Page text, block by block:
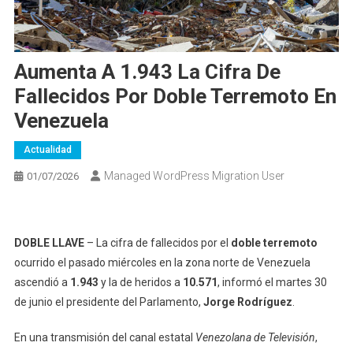
Aumenta A 1.943 La Cifra De
Fallecidos Por Doble Terremoto En
Venezuela
Actualidad
01/07/2026 Managed WordPress Migration User
DOBLE LLAVE– La cifra de fallecidos por el doble terremoto
ocurrido el pasado miércoles en la zona norte de Venezuela
ascendió a1.943 y la de heridos a10.571, informó el martes 30
de junio el presidente del Parlamento, Jorge Rodríguez.
En una transmisión del canal estatal Venezolana de Televisión,